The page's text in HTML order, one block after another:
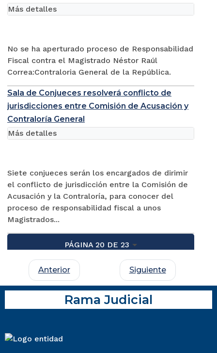
No se ha aperturado proceso de Responsabilidad
Fiscal contra el Magistrado Néstor Raúl
Correa:Contraloria General de la República.
Más detalles
Sala de Conjueces resolverá conflicto de
jurisdicciones entre Comisión de Acusación y
Contraloría General
Siete conjueces serán los encargados de dirimir
el conflicto de jurisdicción entre la Comisión de
Acusación y la Contraloría, para conocer del
proceso de responsabilidad fiscal a unos
Magistrados...
Más detalles
PÁGINA 20 DE 23
Anterior Siguiente
Rama Judicial